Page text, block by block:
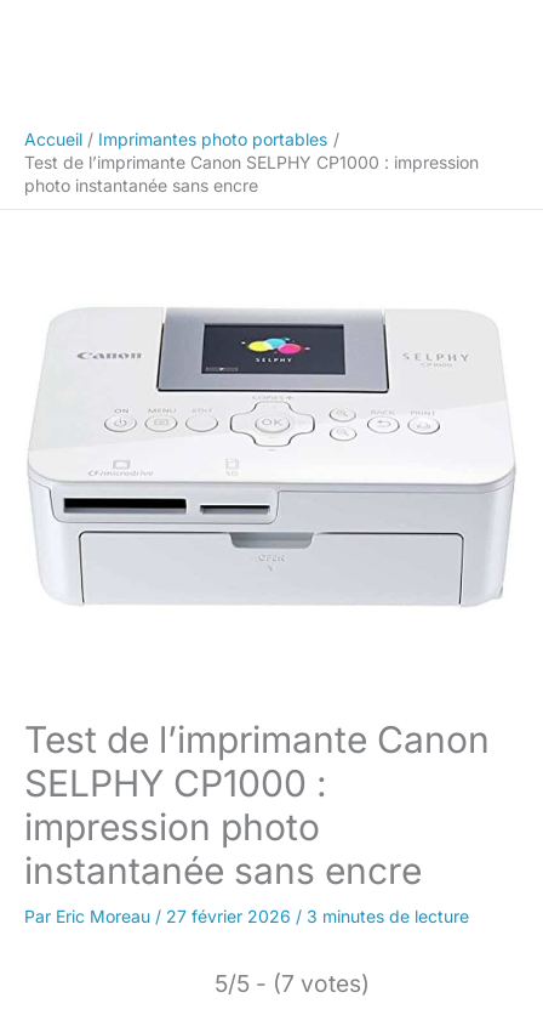
Accueil
Imprimantes photo portables
Test de l’imprimante Canon SELPHY CP1000 : impression
photo instantanée sans encre
Test de l’imprimante Canon
SELPHY CP1000 :
impression photo
instantanée sans encre
Par Eric Moreau / 27 février 2026 / 3 minutes de lecture
5/5 - (7 votes)